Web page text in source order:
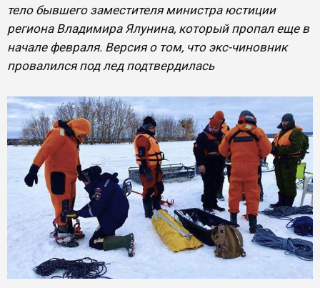
тело бывшего заместителя министра юстиции
региона Владимира Ялунина, который пропал еще в
начале февраля. Версия о том, что экс-чиновник
провалился под лед подтвердилась